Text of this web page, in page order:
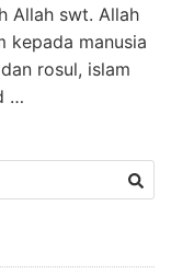
Allah swt. Allah
kepada manusia
rosul, islam
…